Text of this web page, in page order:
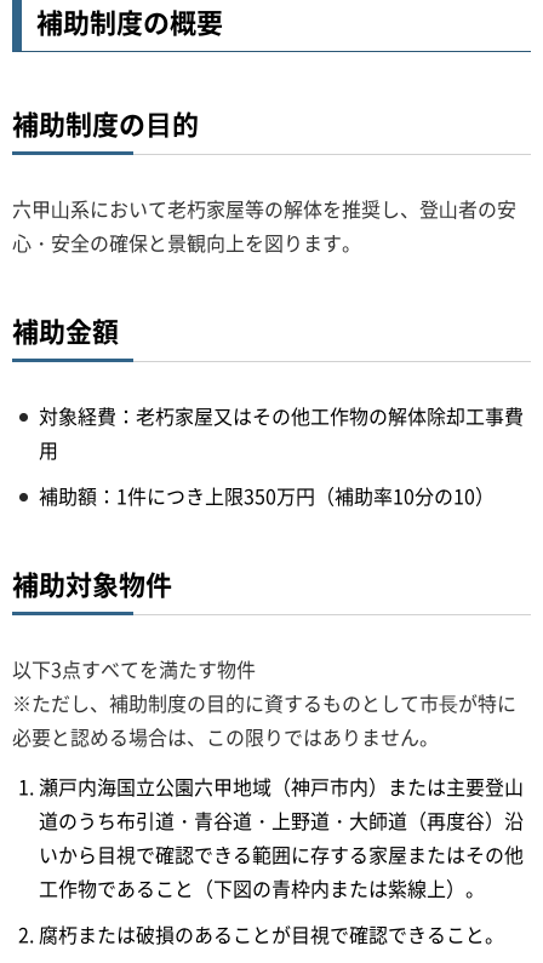
補助制度の概要
補助制度の⽬的
六甲⼭系において老朽家屋等の解体を推奨し、登⼭者の安
心・安全の確保と景観向上を図ります。
補助金額
対象経費：老朽家屋又はその他工作物の解体除却工事費
用
補助額：1件につき上限350万円（補助率10分の10）
補助対象物件
以下3点すべてを満たす物件
※ただし、補助制度の目的に資するものとして市⻑が特に
必要と認める場合は、この限りではありません。
瀬戸内海国立公園六甲地域（神戸市内）または主要登山
道のうち布引道・青谷道・上野道・大師道（再度谷）沿
いから目視で確認できる範囲に存する家屋またはその他
工作物であること（下図の青枠内または紫線上）。
腐朽または破損のあることが目視で確認できること。